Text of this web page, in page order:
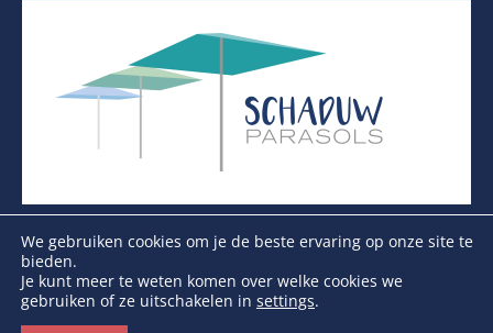
Copyright Schaduwparasols © 2026. Alle Rechten
We gebruiken cookies om je de beste ervaring op onze site te
bieden.
Je kunt meer te weten komen over welke cookies we
gebruiken of ze uitschakelen in settings.